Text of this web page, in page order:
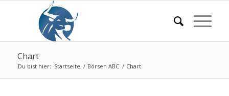
Chart
Du bist hier: Startseite / Börsen ABC / Chart